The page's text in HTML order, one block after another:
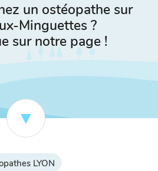
un ostéopathe sur
Minguettes ?
sur notre page !
LYON